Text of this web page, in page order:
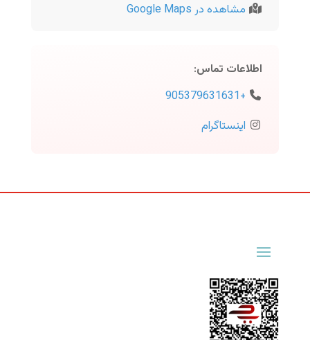
مشاهده در Google Maps
اطلاعات تماس:
+905379631631
اینستاگرام